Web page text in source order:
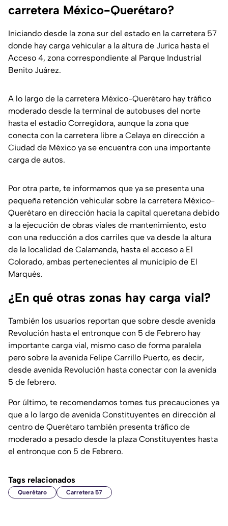
carretera México-Querétaro?
Iniciando desde la zona sur del estado en la carretera 57
donde hay carga vehicular a la altura de Jurica hasta el
Acceso 4, zona correspondiente al Parque Industrial
Benito Juárez.
A lo largo de la carretera México-Querétaro hay tráfico
moderado desde la terminal de autobuses del norte
hasta el estadio Corregidora, aunque la zona que
conecta con la carretera libre a Celaya en dirección a
Ciudad de México ya se encuentra con una importante
carga de autos.
Por otra parte, te informamos que ya se presenta una
pequeña retención vehicular sobre la carretera México-
Querétaro en dirección hacia la capital queretana debido
a la ejecución de obras viales de mantenimiento, esto
con una reducción a dos carriles que va desde la altura
de la localidad de Calamanda, hasta el acceso a El
Colorado, ambas pertenecientes al municipio de El
Marqués.
¿En qué otras zonas hay carga vial?
También los usuarios reportan que sobre desde avenida
Revolución hasta el entronque con 5 de Febrero hay
importante carga vial, mismo caso de forma paralela
pero sobre la avenida Felipe Carrillo Puerto, es decir,
desde avenida Revolución hasta conectar con la avenida
5 de febrero.
Por último, te recomendamos tomes tus precauciones ya
que a lo largo de avenida Constituyentes en dirección al
centro de Querétaro también presenta tráfico de
moderado a pesado desde la plaza Constituyentes hasta
el entronque con 5 de Febrero.
Tags relacionados
Querétaro Carretera 57